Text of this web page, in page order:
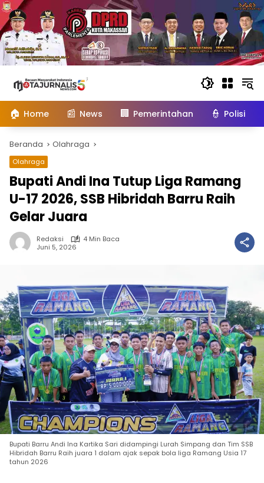
konten
🏠 Home 📰 News 🏢 Pemerintahan 👮 Polisi
Beranda Olahraga
Olahraga
Bupati Andi Ina Tutup Liga Ramang
U-17 2026, SSB Hibridah Barru Raih
Gelar Juara
Redaksi
4 Min Baca
Juni 5, 2026
Bupati Barru Andi Ina Kartika Sari didampingi Lurah Simpang dan Tim SSB
Hibridah Barru Raih juara 1 dalam ajak sepak bola liga Ramang Usia 17
tahun 2026